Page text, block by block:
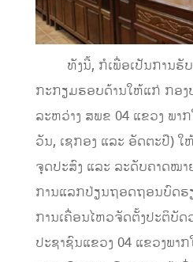
ທັງນີ້, ກໍເພື່ອເປັນການຮັບ
ກະກຽມຮອບດ້ານໃຫ້ແກ່ ກອ
ລະຫວ່າງ ສພຂ 04 ແຂວງ ພາ
ວັນ, ເຊກອງ ແລະ ອັດຕະປື) ໃ
ຈຸດປະສົງ ແລະ ລະດັບຄາດໝາ
ການແລກປ່ຽນຖອດຖອນບົດຮ
ການເຄື່ອນໄຫວຈັດຕັ້ງປະຕິບັດ
ປະຊາຊົນແຂວງ 04 ແຂວງພາ